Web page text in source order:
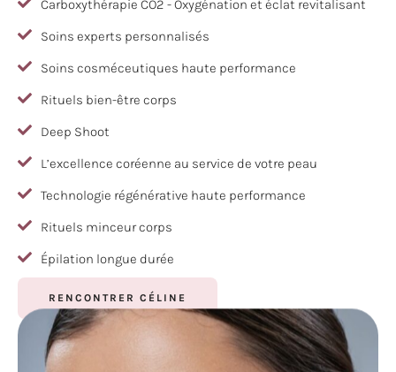
Carboxythérapie CO2 - Oxygénation et éclat revitalisant
Soins experts personnalisés
Soins cosméceutiques haute performance
Rituels bien-être corps
Deep Shoot
L’excellence coréenne au service de votre peau
Technologie régénérative haute performance
Rituels minceur corps
Épilation longue durée
RENCONTRER CÉLINE